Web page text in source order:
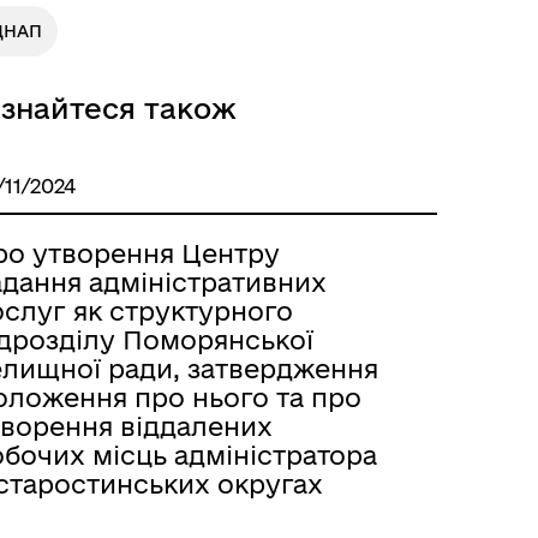
також
2024
утворення Центру
адміністративних
як структурного
Поморянської
ради, затвердження
про нього та про
віддалених
місць адміністратора
округах